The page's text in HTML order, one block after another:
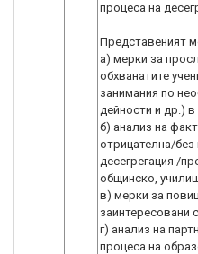
процеса на
Представеният
а) мерки за
обхванатите
занимания по
дейности и др.) в
б) анализ на
отрицателна/
десегрегация /
общинско,
в) мерки за
заинтересовани
г) анализ на
процеса на